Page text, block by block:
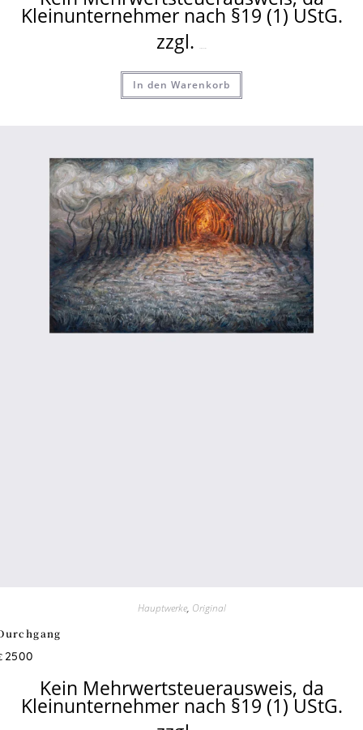
Kleinunternehmer nach §19 (1) UStG.
zzgl.
In den Warenkorb
Hauptwerke, Original
2500
Kein Mehrwertsteuerausweis, da
Kleinunternehmer nach §19 (1) UStG.